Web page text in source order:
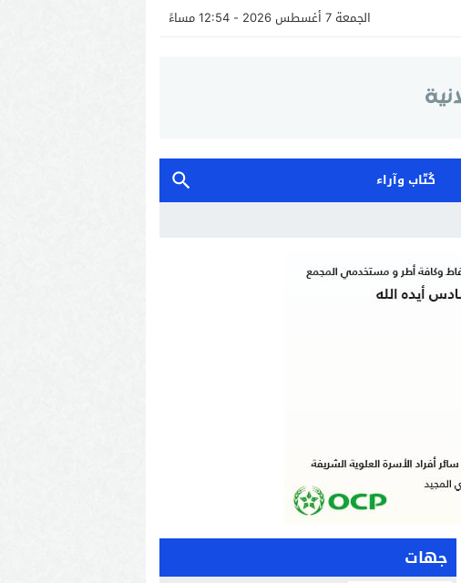
الجمعة 7 أغسطس 2026 - 12:54 مساءً
كُتّاب وآراء
جهات